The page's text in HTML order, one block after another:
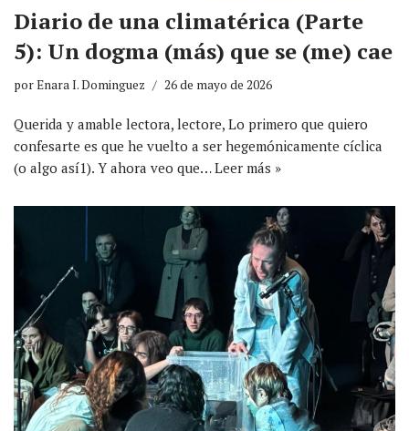
Diario de una climatérica (Parte
5): Un dogma (más) que se (me) cae
porEnara I. Dominguez 26 de mayo de 2026
Querida y amable lectora, lectore, Lo primero que quiero
confesarte es que he vuelto a ser hegemónicamente cíclica
(o algo así1). Y ahora veo que…Leer más »